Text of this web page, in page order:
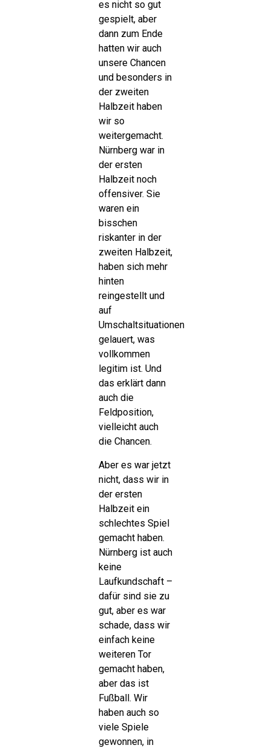
es nicht so gut
gespielt, aber
dann zum Ende
hatten wir auch
unsere Chancen
und besonders in
der zweiten
Halbzeit haben
wir so
weitergemacht.
Nürnberg war in
der ersten
Halbzeit noch
offensiver. Sie
waren ein
bisschen
riskanter in der
zweiten Halbzeit,
haben sich mehr
hinten
reingestellt und
auf
Umschaltsituationen
gelauert, was
vollkommen
legitim ist. Und
das erklärt dann
auch die
Feldposition,
vielleicht auch
die Chancen.
Aber es war jetzt
nicht, dass wir in
der ersten
Halbzeit ein
schlechtes Spiel
gemacht haben.
Nürnberg ist auch
keine
Laufkundschaft –
dafür sind sie zu
gut, aber es war
schade, dass wir
einfach keine
weiteren Tor
gemacht haben,
aber das ist
Fußball. Wir
haben auch so
viele Spiele
gewonnen, in